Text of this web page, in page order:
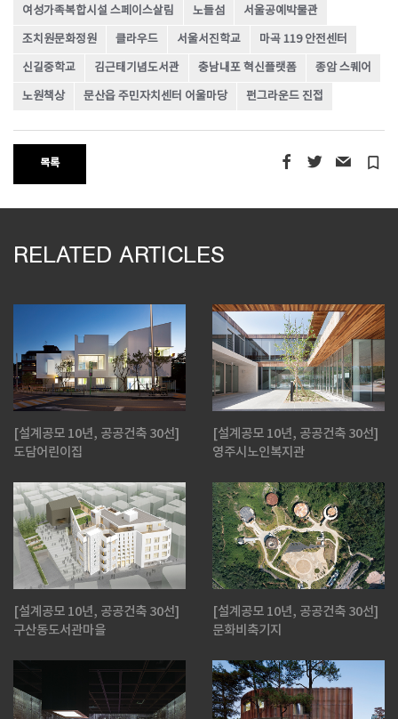
여성가족복합시설 스페이스살림 노들섬 서울공예박물관
조치원문화정원 클라우드 서울서진학교 마곡 119 안전센터
신길중학교 김근태기념도서관 충남내포 혁신플랫폼 종암 스퀘어
노원책상 문산읍 주민자치센터 어울마당 펀그라운드 진접
목록 turned_in_not
RELATED ARTICLES
[설계공모 10년, 공공건축 30선]
도담어린이집
[설계공모 10년, 공공건축 30선]
영주시노인복지관
[설계공모 10년, 공공건축 30선]
구산동도서관마을
[설계공모 10년, 공공건축 30선]
문화비축기지